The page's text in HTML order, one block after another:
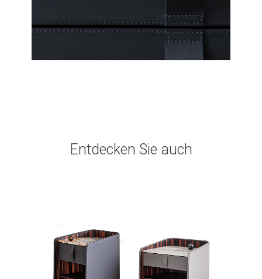
Entdecken Sie auch